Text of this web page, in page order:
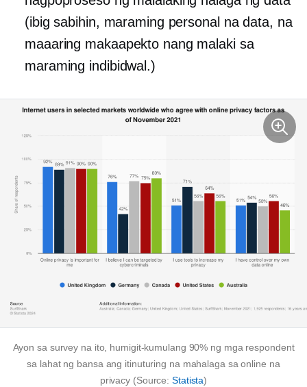
(ibig sabihin, maraming personal na data, na
maaaring makaapekto nang malaki sa
maraming indibidwal.)
Ayon sa survey na ito, humigit-kumulang 90% ng mga respondent
sa lahat ng bansa ang itinuturing na mahalaga sa online na
privacy (Source:Statista)